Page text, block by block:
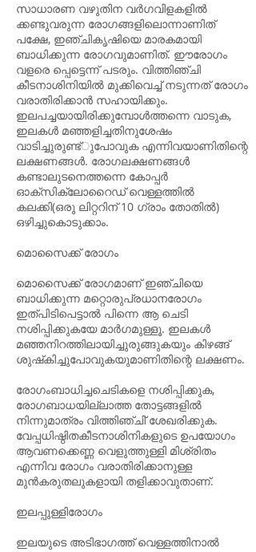
സാധാരണ വഴുതിന വർഗവിളകളിൽ
ക്കണ്ടുവരുന്ന രോഗങ്ങളിലൊന്നാണിത്
പക്ഷേ, ഇഞ്ചികൃഷിയെ മാരകമായി
ബാധിക്കുന്ന രോഗവുമാണിത്. ഈരോഗം
വളരെ പ്പെട്ടെന്ന് പടരും. വിത്തിഞ്ചി
കീടനാശിനിയിൽ മുക്കിവെച്ച് നടുന്നത് രോഗം
വരാതിരിക്കാൻ സഹായിക്കും.
ഇലപച്ചയായിരിക്കുമ്പോൾത്തന്നെ വാടുക,
ഇലകൾ മഞ്ഞളിച്ചതിനുശേഷം
വാടിച്ചുരുണ്ട്ുപോവുക എന്നിവയാണിതിന്റെ
ലക്ഷണങ്ങൾ. രോഗലക്ഷണങ്ങൾ
കണ്ടാലുടനെത്തന്നെ കോപ്പർ
ഓക്‌സിക്ലോറൈഡ് വെള്ളത്തിൽ
കലക്കി(ഒരു ലിറ്ററിന് 10 ഗ്രാം തോതിൽ)
ഒഴിച്ചുകൊടുക്കാം.
മൊസൈക്ക് രോഗം
മൊസൈക്ക് രോഗമാണ് ഇഞ്ചിയെ
ബാധിക്കുന്ന മറ്റൊരുപ്രധാനരോഗം
ഇത്പിടിപെട്ടാൽ പിന്നെ ആ ചെടി
നശിപ്പിക്കുകയേ മാർഗമുള്ളൂ. ഇലകൾ
മഞ്ഞനിറത്തിലായിച്ചുരുങ്ങുകയും കിഴങ്ങ്
ശുഷ്‌കിച്ചുപോവുകയുമാണിതിന്റെ ലക്ഷണം.
രോഗംബാധിച്ചചെടികളെ നശിപ്പിക്കുക,
രോഗബാധയില്ലാത്ത തോട്ടങ്ങളിൽ
നിന്നുമാത്രം വിത്തിഞ്ചി് ശേഖരിക്കുക.
വേപ്പധിഷ്ഠിതകീടനാശിനികളുടെ ഉപയോഗം
ആവണക്കെണ്ണ വെളുത്തുള്ളി മിശ്രിതം
എന്നിവ രോഗം വരാതിരിക്കാനുള്ള
മുൻകരുതലുകളായി തളിക്കാവുതാണ്.
ഇലപ്പുള്ളിരോഗം
ഇലയുടെ അടിഭാഗത്ത് വെള്ളത്തിനാൽ